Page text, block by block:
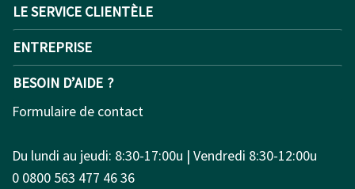
LE SERVICE CLIENTÈLE
ENTREPRISE
BESOIN D’AIDE ?
Formulaire de contact
Du lundi au jeudi: 8:30-17:00u | Vendredi 8:30-12:00u
0 0800 563 477 46 36